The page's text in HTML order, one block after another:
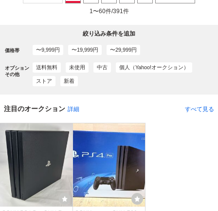
1〜60件/391件
絞り込み条件を追加
価格帯 〜9,999円 〜19,999円 〜29,999円
オプション
その他
送料無料 未使用 中古 個人（Yahoo!オークション）
ストア 新着
注目のオークション 詳細 すべて見る
注目度 No.1 注目度 No.2